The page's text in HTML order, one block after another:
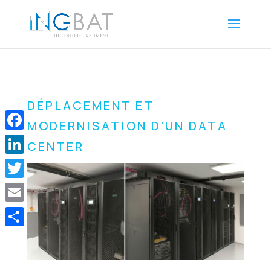
DÉPLACEMENT ET
MODERNISATION D’UN DATA
CENTER
Facebook
LinkedIn
Twitter
Email